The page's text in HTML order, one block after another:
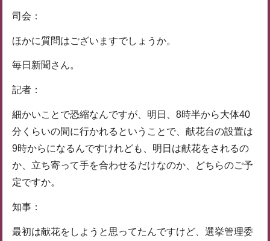
司会：
ほかに質問はございますでしょうか。
毎日新聞さん。
記者：
細かいことで恐縮なんですが、明日、8時半から大体40
分くらいの間に行かれるということで、献花台の設置は
9時からになるんですけれども、明日は献花をされるの
か、立ち寄って手を合わせるだけなのか、どちらのご予
定ですか。
知事：
最初は献花をしようと思ってたんですけど、選挙管理委